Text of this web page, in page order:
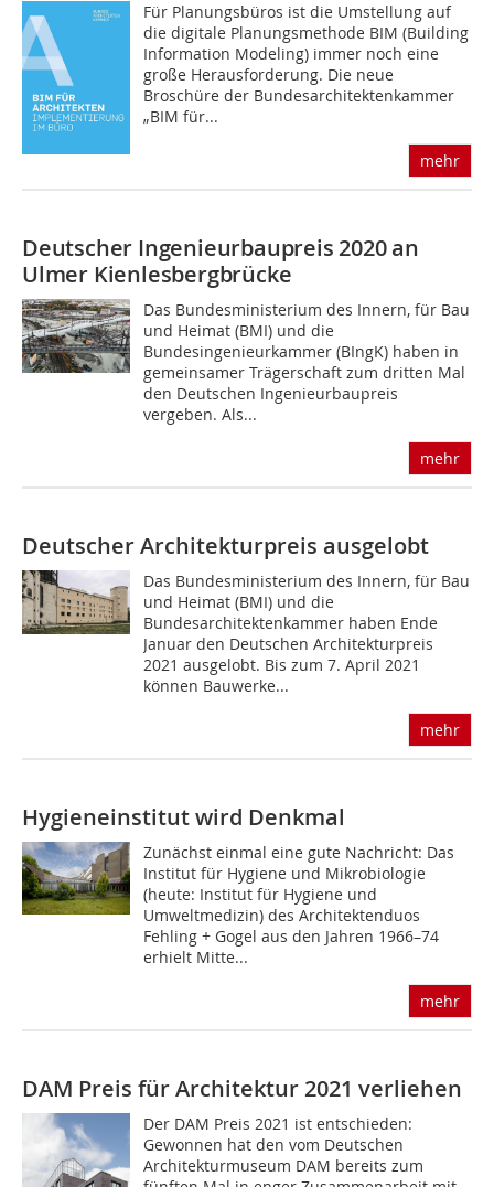
Für Planungsbüros ist die Umstellung auf
die digitale Planungsmethode BIM (Building
Information Modeling) immer noch eine
große Herausforderung. Die neue
Broschüre der Bundesarchitektenkammer
„BIM für...
mehr
Deutscher Ingenieurbaupreis 2020 an
Ulmer Kienlesbergbrücke
Das Bundesministerium des Innern, für Bau
und Heimat (BMI) und die
Bundesingenieurkammer (BIngK) haben in
gemeinsamer Trägerschaft zum dritten Mal
den Deutschen Ingenieurbaupreis
vergeben. Als...
mehr
Deutscher Architekturpreis ausgelobt
Das Bundesministerium des Innern, für Bau
und Heimat (BMI) und die
Bundesarchitektenkammer haben Ende
Januar den Deutschen Architekturpreis
2021 ausgelobt. Bis zum 7. April 2021
können Bauwerke...
mehr
Hygieneinstitut wird Denkmal
Zunächst einmal eine gute Nachricht: Das
Institut für Hygiene und Mikrobiologie
(heute: Institut für Hygiene und
Umweltmedizin) des Architektenduos
Fehling + Gogel aus den Jahren 1966–74
erhielt Mitte...
mehr
DAM Preis für Architektur 2021 verliehen
Der DAM Preis 2021 ist entschieden:
Gewonnen hat den vom Deutschen
Architekturmuseum DAM bereits zum